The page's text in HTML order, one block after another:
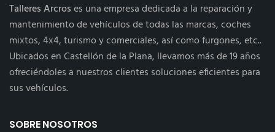
Talleres Arcroses una empresa dedicada a la reparación y
mantenimiento de vehículos de todas las marcas, coches
mixtos, 4x4, turismo y comerciales, así como furgones, etc..
Ubicados en Castellón de la Plana, llevamos más de 19 años
ofreciéndoles a nuestros clientes soluciones eficientes para
sus vehículos.
SOBRE NOSOTROS